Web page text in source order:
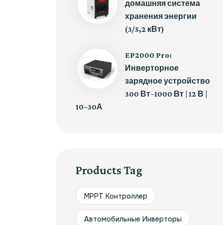
домашняя система
хранения энергии
(3/5,2 кВт)
EP2000 Pro:
Инверторное
зарядное устройство
300 Вт~1000 Вт | 12 В |
10~30А
Products Tag
MPPT Контроллер
Автомобильные Инверторы